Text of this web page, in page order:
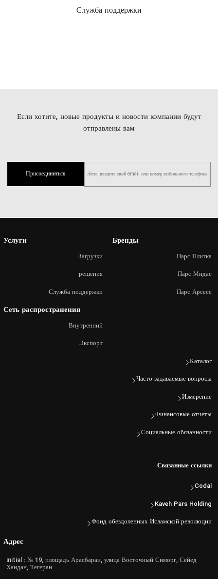
Служба поддержки
Если хотите, новые продукты и новости компании будут
отправлены вам
Присоединиться
Бренды
Парс Плитка
Парс Мидас
Парс Арсесс
Услуги
Загрузки
решения
Служба поддержки
Сеть распространения
Внутренний
Экспорт
Каталог
Часто задаваемые вопросы
Измерение
Финансовые отчеты
Социальные обязанности
Связанные ссылки
Codal
Kaveh Pars Holding
Фонд обездоленных Исламской революции
Адрес
initial : № 19, площадь Арасбаран, улица Восточный Симорг, Сейед
Хандан, Тегеран